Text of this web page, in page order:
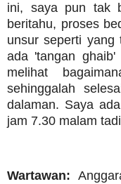
ini, saya pun tak
beritahu, proses
unsur seperti yang
ada 'tangan
melihat
sehinggalah
dalaman. Saya
jam 7.30 malam
Wartawan: